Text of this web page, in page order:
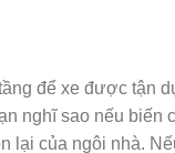
để xe được tận
nghĩ sao nếu biến
lại của ngôi nhà.